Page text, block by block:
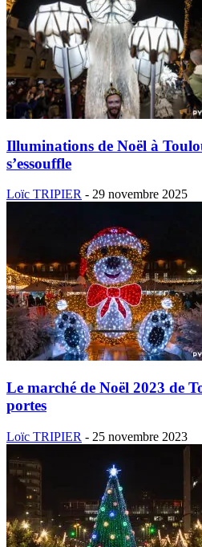
Illuminations de Noël à
s’essouffle
Loïc TRIPIER - 29 novembre 2025
Le marché de Noël 2023 de
portes
Loïc TRIPIER - 25 novembre 2023